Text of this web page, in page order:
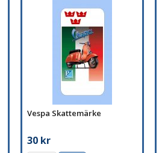
Vespa Skattemärke
30 kr